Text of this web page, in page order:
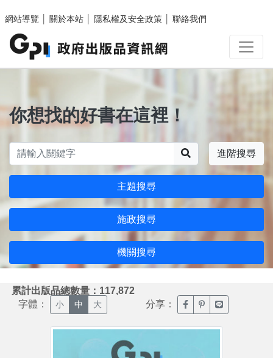
網站導覽
關於本站 隱私權及安全政策 聯絡我們
你想找的好書在這裡！
進階搜尋
主題搜尋
施政搜尋
機關搜尋
累計出版品總數量：117,872
字體： 小 中 大 分享： 臉書分享(另開新視窗)
噗浪分享(另開新
Line分享(另